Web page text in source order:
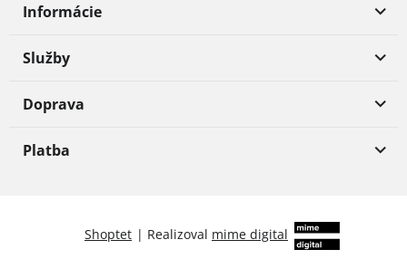
Informácie
Služby
Doprava
Platba
Shoptet | Realizoval mime digital